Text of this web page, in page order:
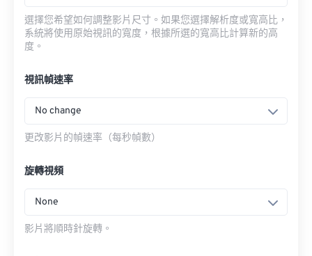
選擇您希望如何調整影片尺寸。如果您選擇解析度或寬高比，
系統將使用原始視訊的寬度，根據所選的寬高比計算新的高
度。
視訊幀速率
No change
更改影片的幀速率（每秒幀數）
旋轉視頻
None
影片將順時針旋轉。